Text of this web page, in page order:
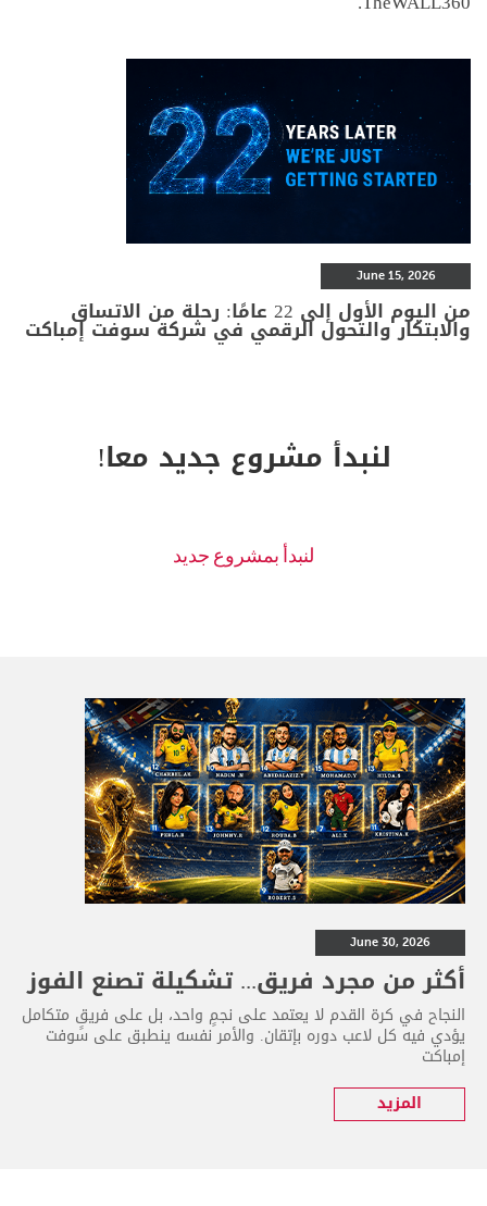
June 15, 2026
من اليوم الأول إلى 22 عامًا: رحلة من الاتساق
والابتكار والتحول الرقمي في شركة سوفت إمباكت
لنبدأ مشروع جديد معا!
June 30, 2026
أكثر من مجرد فريق... تشكيلة تصنع الفوز
النجاح في كرة القدم لا يعتمد على نجمٍ واحد، بل على فريقٍ متكامل
يؤدي فيه كل لاعب دوره بإتقان. والأمر نفسه ينطبق على سوفت
إمباكت
المزيد